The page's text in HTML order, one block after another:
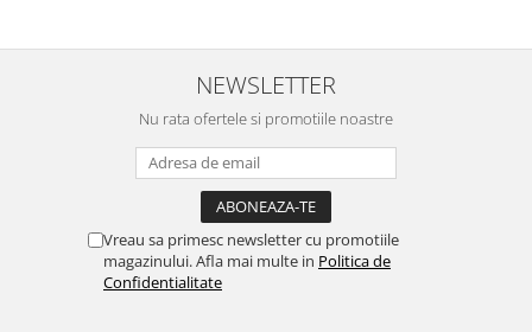
NEWSLETTER
Nu rata ofertele si promotiile noastre
Vreau sa primesc newsletter cu promotiile
magazinului. Afla mai multe in Politica de
Confidentialitate